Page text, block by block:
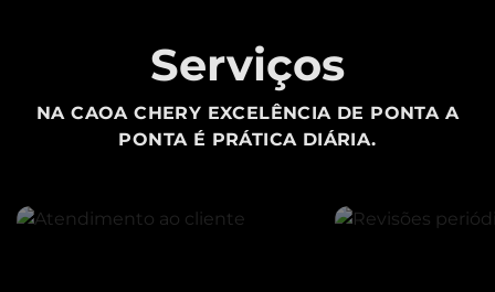
Serviços
NA CAOA CHERY EXCELÊNCIA DE PONTA A
PONTA É PRÁTICA DIÁRIA.